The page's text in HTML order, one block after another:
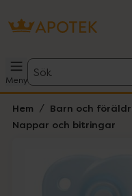
Meny
Sök
Hem Barn och
Nappar och bitringar